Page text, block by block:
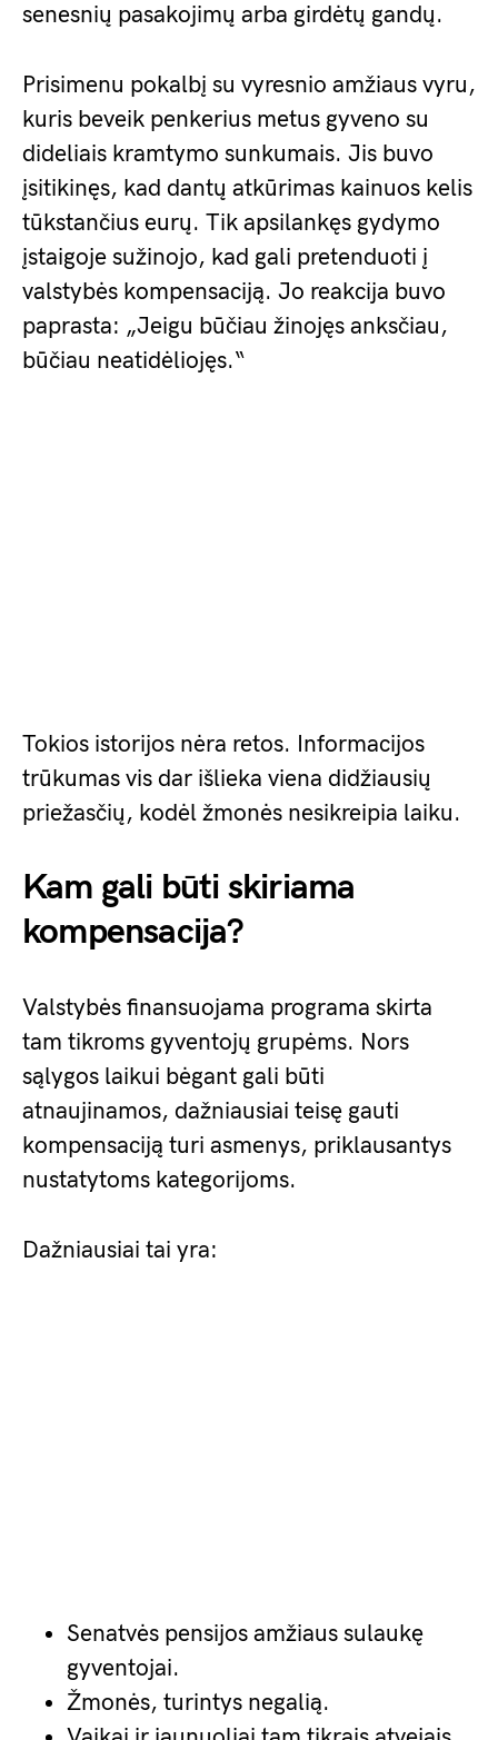
senesnių pasakojimų arba girdėtų gandų.
Prisimenu pokalbį su vyresnio amžiaus vyru,
kuris beveik penkerius metus gyveno su
dideliais kramtymo sunkumais. Jis buvo
įsitikinęs, kad dantų atkūrimas kainuos kelis
tūkstančius eurų. Tik apsilankęs gydymo
įstaigoje sužinojo, kad gali pretenduoti į
valstybės kompensaciją. Jo reakcija buvo
paprasta: „Jeigu būčiau žinojęs anksčiau,
būčiau neatidėliojęs.“
Tokios istorijos nėra retos. Informacijos
trūkumas vis dar išlieka viena didžiausių
priežasčių, kodėl žmonės nesikreipia laiku.
Kam gali būti skiriama
kompensacija?
Valstybės finansuojama programa skirta
tam tikroms gyventojų grupėms. Nors
sąlygos laikui bėgant gali būti
atnaujinamos, dažniausiai teisę gauti
kompensaciją turi asmenys, priklausantys
nustatytoms kategorijoms.
Dažniausiai tai yra:
Senatvės pensijos amžiaus sulaukę
gyventojai.
Žmonės, turintys negalią.